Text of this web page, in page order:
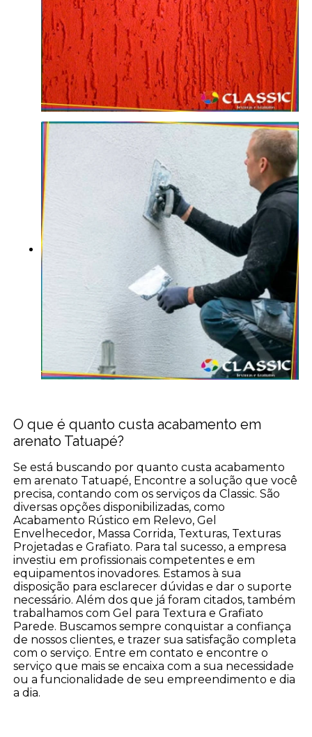
O que é quanto custa acabamento em
arenato Tatuapé?
Se está buscando por quanto custa acabamento
em arenato Tatuapé, Encontre a solução que você
precisa, contando com os serviços da Classic. São
diversas opções disponibilizadas, como
Acabamento Rústico em Relevo, Gel
Envelhecedor, Massa Corrida, Texturas, Texturas
Projetadas e Grafiato. Para tal sucesso, a empresa
investiu em profissionais competentes e em
equipamentos inovadores. Estamos à sua
disposição para esclarecer dúvidas e dar o suporte
necessário. Além dos que já foram citados, também
trabalhamos com Gel para Textura e Grafiato
Parede. Buscamos sempre conquistar a confiança
de nossos clientes, e trazer sua satisfação completa
com o serviço. Entre em contato e encontre o
serviço que mais se encaixa com a sua necessidade
ou a funcionalidade de seu empreendimento e dia
a dia.